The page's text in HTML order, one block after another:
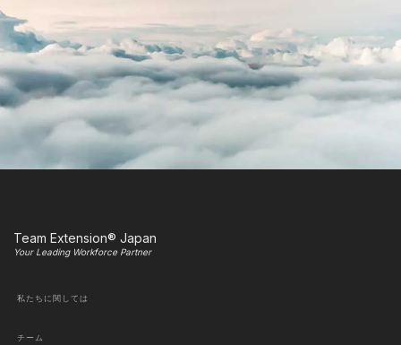
Team Extension® Japan
Your Leading Workforce Partner
私たちに関しては
チーム